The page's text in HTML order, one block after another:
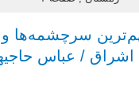
سرچشمه‌ها و
/ عباس